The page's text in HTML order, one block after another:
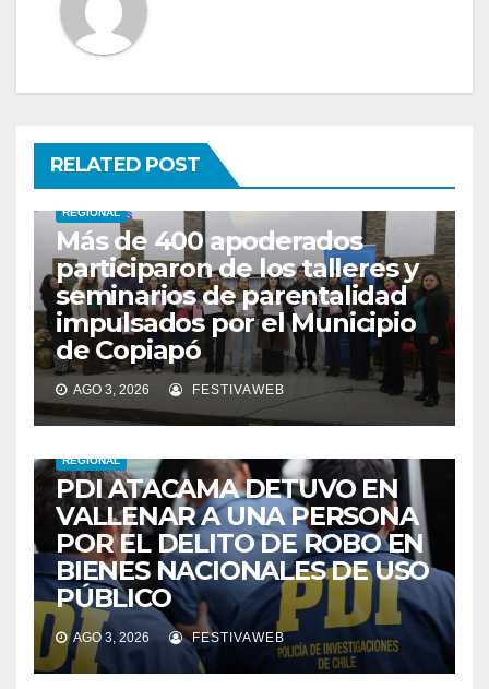
RELATED POST
REGIONAL
Más de 400 apoderados
participaron de los talleres y
seminarios de parentalidad
impulsados por el Municipio
de Copiapó
AGO 3, 2026 FESTIVAWEB
REGIONAL
PDI ATACAMA DETUVO EN
VALLENAR A UNA PERSONA
POR EL DELITO DE ROBO EN
BIENES NACIONALES DE USO
PÚBLICO
AGO 3, 2026 FESTIVAWEB